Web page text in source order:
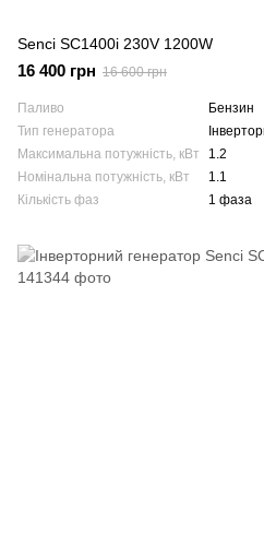
Senci SC1400i 230V 1200W
16 400 грн 16 600 грн
Паливо
Бензин
Тип генератора
Максимальна потужність, кВт
1.2
Номінальна потужність, кВт
1.1
Кількість фаз
1 фаза